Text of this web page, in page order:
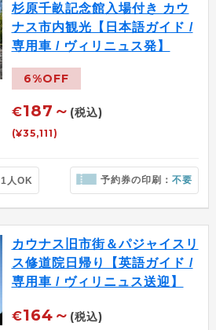
杉原千畝記念館入場付き カウ
ナス市内観光【日本語ガイド /
専用車 / ヴィリニュス発】
6%OFF
€187～ (税込)
(¥35,111)
1人OK 予約券の印刷：不要
カウナス旧市街＆パジャイスリ
ス修道院日帰り【英語ガイド /
専用車 / ヴィリニュス送迎】
€164～ (税込)